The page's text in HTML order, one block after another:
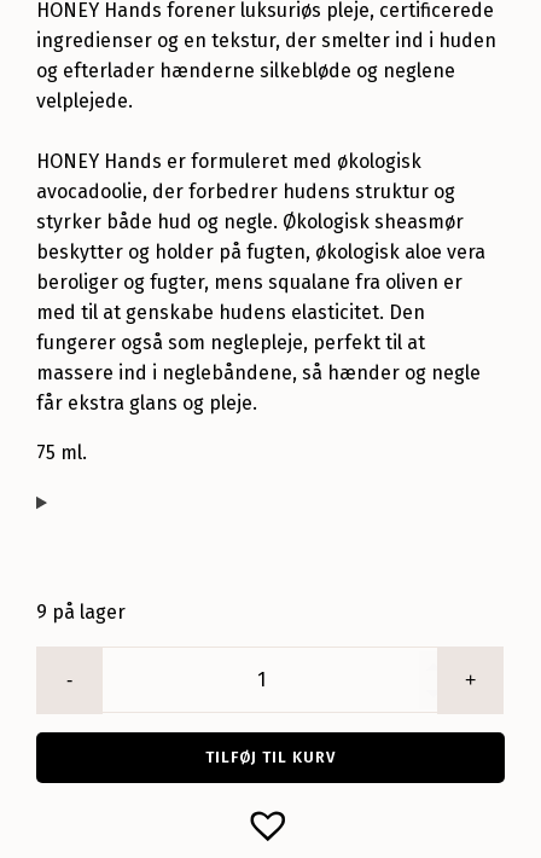
HONEY Hands forener luksuriøs pleje, certificerede
ingredienser og en tekstur, der smelter ind i huden
og efterlader hænderne silkebløde og neglene
velplejede.
HONEY Hands er formuleret med økologisk
avocadoolie, der forbedrer hudens struktur og
styrker både hud og negle. Økologisk sheasmør
beskytter og holder på fugten, økologisk aloe vera
beroliger og fugter, mens squalane fra oliven er
med til at genskabe hudens elasticitet. Den
fungerer også som neglepleje, perfekt til at
massere ind i neglebåndene, så hænder og negle
får ekstra glans og pleje.
75 ml.
9 på lager
antal
TILFØJ TIL KURV